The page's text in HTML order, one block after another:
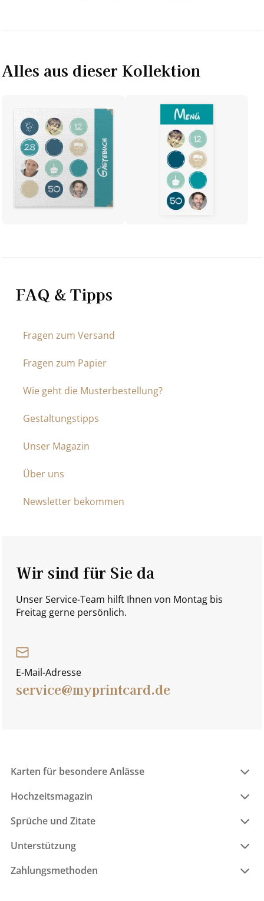
Alles aus dieser Kollektion
FAQ & Tipps
Fragen zum Versand
Fragen zum Papier
Wie geht die Musterbestellung?
Gestaltungstipps
Unser Magazin
Über uns
Newsletter bekommen
Wir sind für Sie da
Unser Service-Team hilft Ihnen von Montag bis
Freitag gerne persönlich.
E-Mail-Adresse
service@myprintcard.de
Karten für besondere Anlässe
Hochzeitsmagazin
Sprüche und Zitate
Unterstützung
Zahlungsmethoden